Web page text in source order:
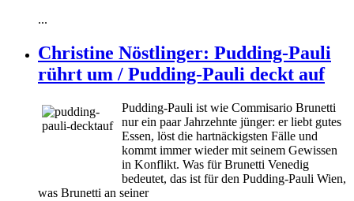
...
Christine Nöstlinger: Pudding-Pauli
rührt um / Pudding-Pauli deckt auf
Pudding-Pauli ist wie Commisario Brunetti
nur ein paar Jahrzehnte jünger: er liebt gutes
Essen, löst die hartnäckigsten Fälle und
kommt immer wieder mit seinem Gewissen
in Konflikt. Was für Brunetti Venedig
bedeutet, das ist für den Pudding-Pauli Wien,
was Brunetti an seiner